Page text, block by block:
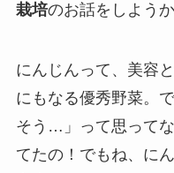
栽培のお話をしよう
にんじんって、美容
にもなる優秀野菜。
そう…」って思って
てたの！でもね、に